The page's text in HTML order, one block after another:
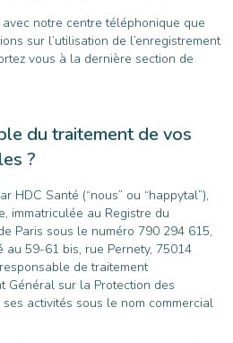
notre centre téléphonique que
sur l’utilisation de l’enregistrement
vous à la dernière section de
du traitement de vos
?
HDC Santé (“nous” ou “happytal”),
immatriculée au Registre du
Paris sous le numéro 790 294 615,
59-61 bis, rue Pernety, 75014
de traitement
Général sur la Protection des
activités sous le nom commercial